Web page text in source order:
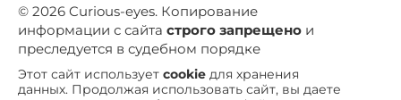
© 2026 Curious-eyes. Копирование
информации с сайта строго запрещено и
преследуется в судебном порядке
Этот сайт использует cookie для хранения
данных. Продолжая использовать сайт, вы даете